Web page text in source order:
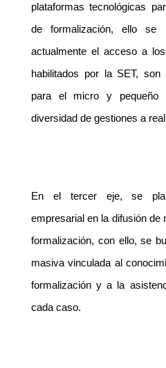
plataformas tecnológicas
de formalización, ello se
actualmente el acceso a
habilitados por la SET, son
para el micro y pequeño
diversidad de gestiones a
En el tercer eje, se
empresarial en la difusión de
formalización, con ello, se
masiva vinculada al
formalización y a la
cada caso.